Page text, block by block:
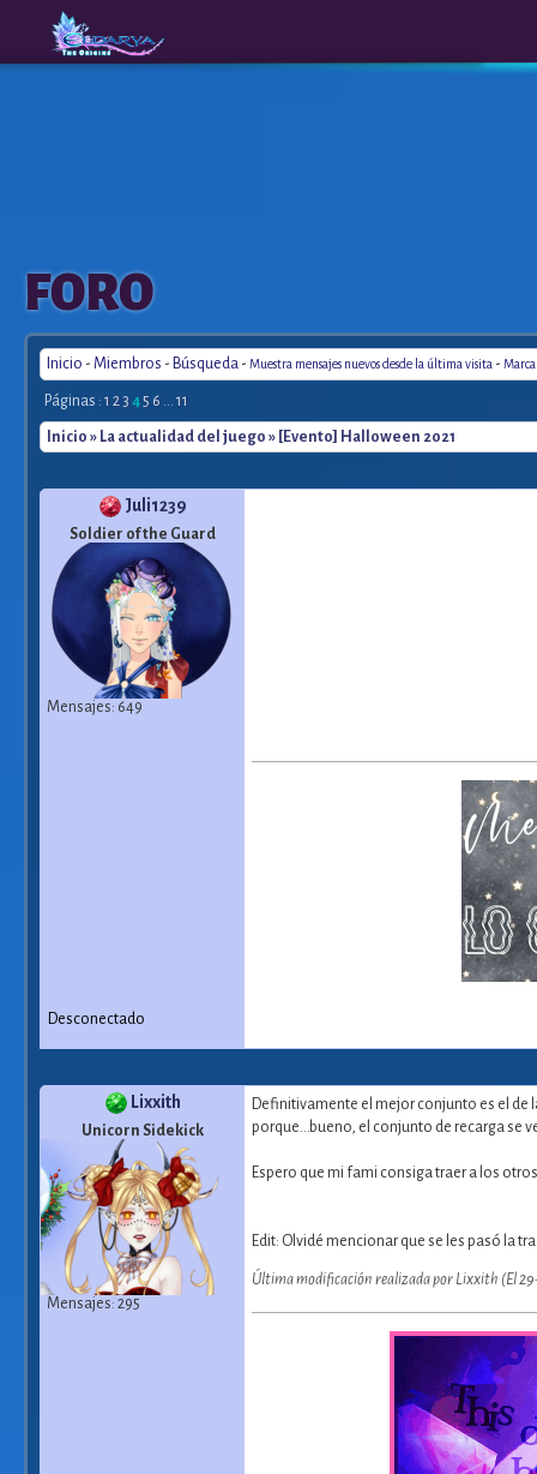
The
Origins
FORO
Inicio - Miembros - Búsqueda - Muestra mensajes nuevos desde la última visita - Marca
Páginas : 1 23 45 6 ... 11
Inicio » La actualidad del juego » [Evento] Halloween 2021
Juli1239
Soldier of the Guard
Mensajes: 649
Desconectado
Lixxith
Unicorn Sidekick
Mensajes: 295
Definitivamente el mejor conjunto es el de
porque...bueno, el conjunto de recarga se
Espero que mi fami consiga traer a los
Edit: Olvidé mencionar que se les pasó la
Última modificación realizada por Lixxith (El